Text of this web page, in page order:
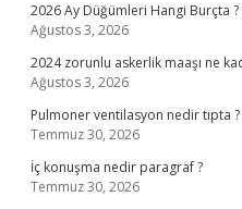
2026 Ay Düğümleri Hangi Burçta ?
Ağustos 3, 2026
2024 zorunlu askerlik maaşı ne
Ağustos 3, 2026
Pulmoner ventilasyon nedir tıpta ?
Temmuz 30, 2026
İç konuşma nedir paragraf ?
Temmuz 30, 2026